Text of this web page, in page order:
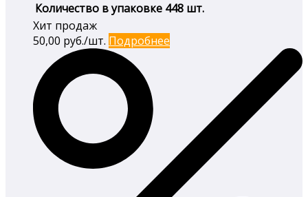
Количество в упаковке 448 шт.
Хит продаж
50,00 руб./шт. Подробнее